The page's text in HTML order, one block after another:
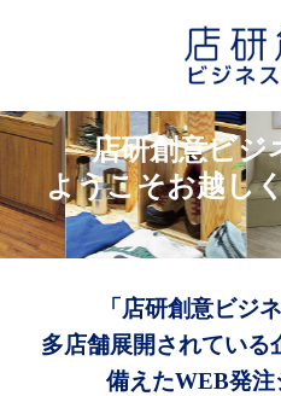
店研創意ビジ
ようこそお越し
「店研創意ビジ
多店舗展開されている
備えたWEB発注